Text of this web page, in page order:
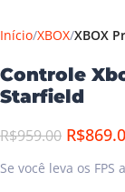
Início XBOX XBOX
Controle
Starfield
R$959.00 R$
Se você leva os